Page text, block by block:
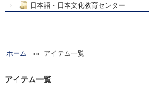
日本語・日本文化教育センター
グローバルリサーチインスティテュート
科学研究費補助金研究成果報告書
ホーム »» アイテム一覧
アイテム一覧